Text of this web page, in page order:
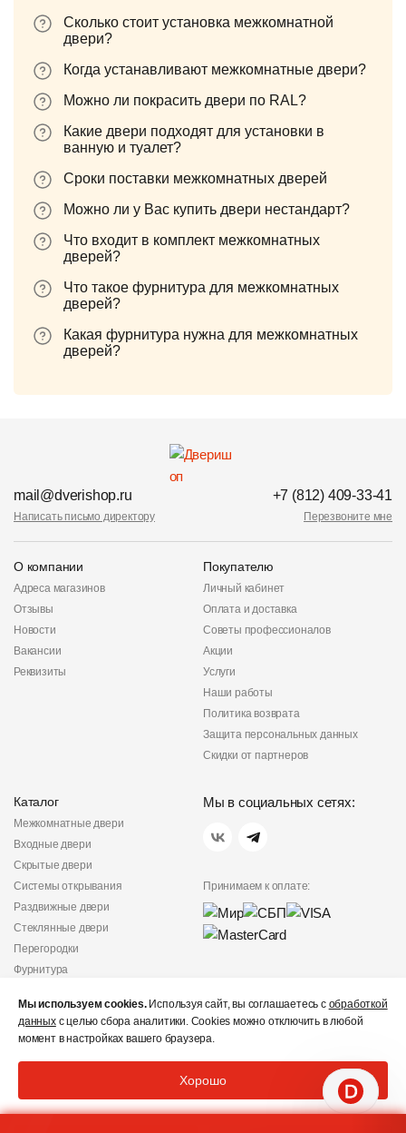
Сколько стоит установка межкомнатной
двери?
Когда устанавливают межкомнатные двери?
Можно ли покрасить двери по RAL?
Какие двери подходят для установки в
ванную и туалет?
Сроки поставки межкомнатных дверей
Можно ли у Вас купить двери нестандарт?
Что входит в комплект межкомнатных
дверей?
Что такое фурнитура для межкомнатных
дверей?
Какая фурнитура нужна для межкомнатных
дверей?
mail@dverishop.ru
Написать письмо директору
+7 (812) 409-33-41
Перезвоните мне
О компании
Адреса магазинов
Отзывы
Новости
Вакансии
Реквизиты
Покупателю
Личный кабинет
Оплата и доставка
Советы профессионалов
Акции
Услуги
Наши работы
Политика возврата
Защита персональных данных
Скидки от партнеров
Каталог
Межкомнатные двери
Входные двери
Скрытые двери
Системы открывания
Раздвижные двери
Стеклянные двери
Перегородки
Фурнитура
Мы в социальных сетях:
Принимаем к оплате:
конфиденциальности
Не является публичной
© «Дверишоп» 2012 - 2026
Мы используем cookies.Используя сайт, вы соглашаетесь с обработкой
данныхс целью сбора аналитики. Cookies можно отключить в любой
момент в настройках вашего браузера.
Хорошо